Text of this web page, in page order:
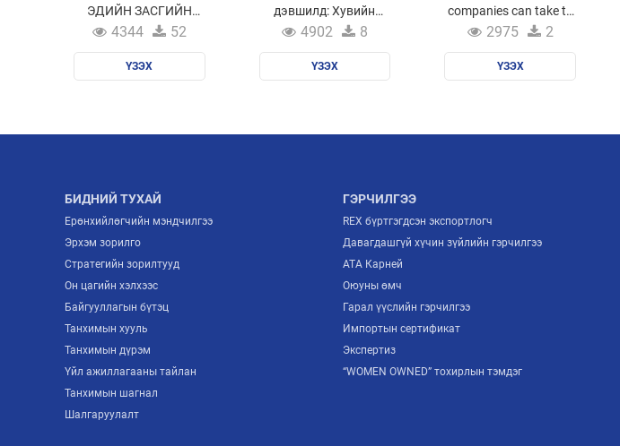
ЭДИЙН ЗАСГИЙН
ТОЙМ
4344 52
ҮЗЭХ
дэвшилд: Хувийн
хэвшлийн оролцоо
4902 8
ҮЗЭХ
companies can take to
integrate child rights
practices
2975 2
ҮЗЭХ
БИДНИЙ ТУХАЙ
Ерөнхийлөгчийн мэндчилгээ
Эрхэм зорилго
Стратегийн зорилтууд
Он цагийн хэлхээс
Байгууллагын бүтэц
Танхимын хууль
Танхимын дүрэм
Үйл ажиллагааны тайлан
Танхимын шагнал
Шалгаруулалт
ГЭРЧИЛГЭЭ
REX бүртгэгдсэн экспортлогч
Давагдашгүй хүчин зүйлийн гэрчилгээ
ATA Карней
Оюуны өмч
Гарал үүслийн гэрчилгээ
Импортын сертификат
Экспертиз
“WOMEN OWNED” тохирлын тэмдэг